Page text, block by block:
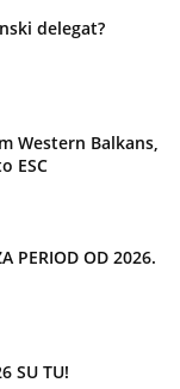
delegat?
Western Balkans,
ESC
PERIOD OD 2026.
SU TU!